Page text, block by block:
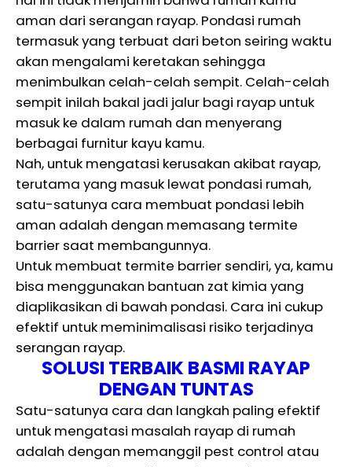
aman dari serangan rayap. Pondasi rumah
termasuk yang terbuat dari beton seiring waktu
akan mengalami keretakan sehingga
menimbulkan celah-celah sempit. Celah-celah
sempit inilah bakal jadi jalur bagi rayap untuk
masuk ke dalam rumah dan menyerang
berbagai furnitur kayu kamu.
Nah, untuk mengatasi kerusakan akibat rayap,
terutama yang masuk lewat pondasi rumah,
satu-satunya cara membuat pondasi lebih
aman adalah dengan memasang termite
barrier saat membangunnya.
Untuk membuat termite barrier sendiri, ya, kamu
bisa menggunakan bantuan zat kimia yang
diaplikasikan di bawah pondasi. Cara ini cukup
efektif untuk meminimalisasi risiko terjadinya
serangan rayap.
SOLUSI TERBAIK BASMI RAYAP
DENGAN TUNTAS
Satu-satunya cara dan langkah paling efektif
untuk mengatasi masalah rayap di rumah
adalah dengan memanggil pest control atau